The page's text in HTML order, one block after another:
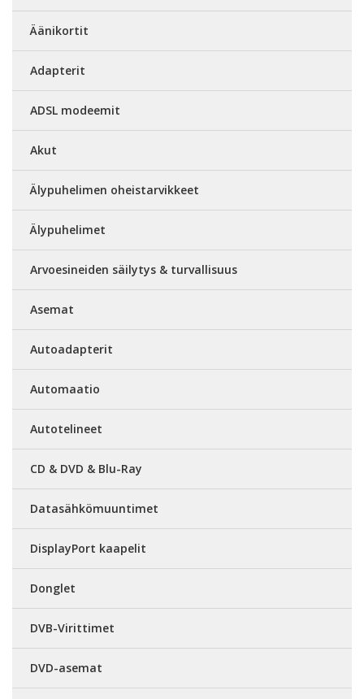
Äänikortit
Adapterit
ADSL modeemit
Akut
Älypuhelimen oheistarvikkeet
Älypuhelimet
Arvoesineiden säilytys & turvallisuus
Asemat
Autoadapterit
Automaatio
Autotelineet
CD & DVD & Blu-Ray
Datasähkömuuntimet
DisplayPort kaapelit
Donglet
DVB-Virittimet
DVD-asemat